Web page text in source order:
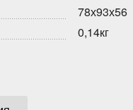
78х93х56
0,14кг